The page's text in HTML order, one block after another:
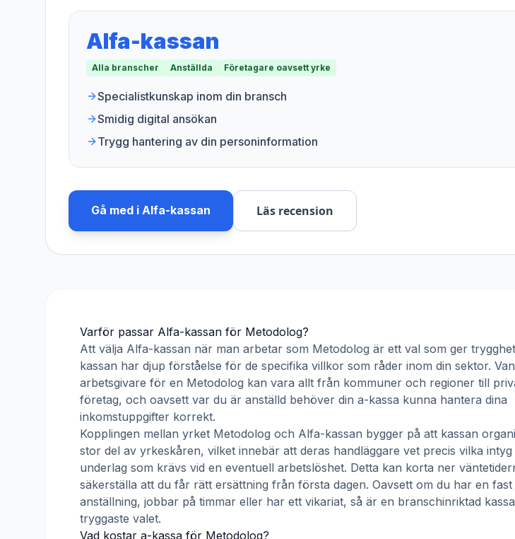
Alfa-kassan
Alla branscher Anställda Företagare oavsett yrke
Specialistkunskap inom din bransch
Smidig digital ansökan
Trygg hantering av din personinformation
Gå med i Alfa-kassan Läs recension
Varför passar Alfa-kassan för Metodolog?
Att välja Alfa-kassan när man arbetar som Metodolog är ett val som ger
kassan har djup förståelse för de specifika villkor som råder inom din sektor.
arbetsgivare för en Metodolog kan vara allt från kommuner och regioner till
företag, och oavsett var du är anställd behöver din a-kassa kunna hantera dina
inkomstuppgifter korrekt.
Kopplingen mellan yrket Metodolog och Alfa-kassan bygger på att kassan
stor del av yrkeskåren, vilket innebär att deras handläggare vet precis vilka
underlag som krävs vid en eventuell arbetslöshet. Detta kan korta ner
säkerställa att du får rätt ersättning från första dagen. Oavsett om du har en fast
anställning, jobbar på timmar eller har ett vikariat, så är en branschinriktad
tryggaste valet.
Vad kostar a-kassa för Metodolog?